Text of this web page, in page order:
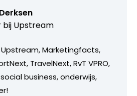
bij Upstream
Marketingfacts,
TravelNext, RvT VPRO,
business, onderwijs,